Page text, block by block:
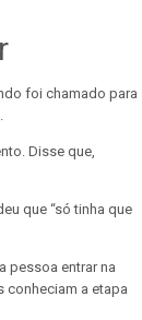
foi chamado para
Disse que,
que “só tinha que
pessoa entrar na
conheciam a etapa